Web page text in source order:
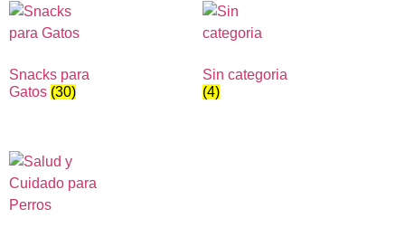
Snacks para
Gatos (30)
Sin categoria
(4)